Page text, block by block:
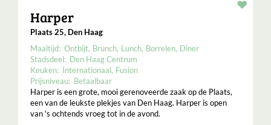
Harper
Plaats 25, Den Haag
Maaltijd: Ontbijt Brunch Lunch Borrelen Diner
Stadsdeel: Den Haag Centrum
Keuken: Internationaal Fusion
Prijsniveau: Betaalbaar
Harper is een grote, mooi gerenoveerde zaak op de Plaats,
een van de leukste plekjes van Den Haag. Harper is open
van 's ochtends vroeg tot in de avond.